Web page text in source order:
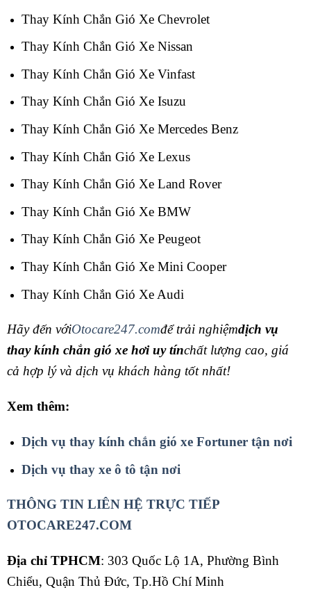
Thay Kính Chắn Gió Xe Chevrolet
Thay Kính Chắn Gió Xe Nissan
Thay Kính Chắn Gió Xe Vinfast
Thay Kính Chắn Gió Xe Isuzu
Thay Kính Chắn Gió Xe Mercedes Benz
Thay Kính Chắn Gió Xe Lexus
Thay Kính Chắn Gió Xe Land Rover
Thay Kính Chắn Gió Xe BMW
Thay Kính Chắn Gió Xe Peugeot
Thay Kính Chắn Gió Xe Mini Cooper
Thay Kính Chắn Gió Xe Audi
Hãy đến vớiOtocare247.comđể trải nghiệmdịch vụ
thay kính chắn gió xe hơi uy tínchất lượng cao, giá
cả hợp lý và dịch vụ khách hàng tốt nhất!
Xem thêm:
Dịch vụ thay kính chắn gió xe Fortuner tận nơi
Dịch vụ thay xe ô tô tận nơi
THÔNG TIN LIÊN HỆ TRỰC TIẾP
OTOCARE247.COM
Địa chỉ TPHCM: 303 Quốc Lộ 1A, Phường Bình
Chiểu, Quận Thủ Đức, Tp.Hồ Chí Minh